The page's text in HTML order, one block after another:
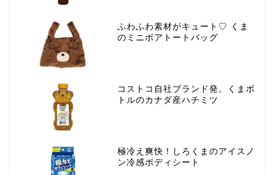
ふわふわ素材がキュート♡ くま
のミニボアトートバッグ
コストコ自社ブランド発。くまボ
トルのカナダ産ハチミツ
極冷え爽快！しろくまのアイスノ
ン冷感ボディシート